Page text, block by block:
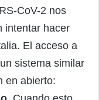
CoV-2 nos
intentar hacer
El acceso a
sistema similar
en abierto: